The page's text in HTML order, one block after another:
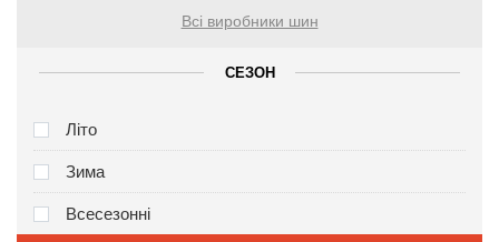
Всі виробники шин
СЕЗОН
Літо
Зима
Всесезонні